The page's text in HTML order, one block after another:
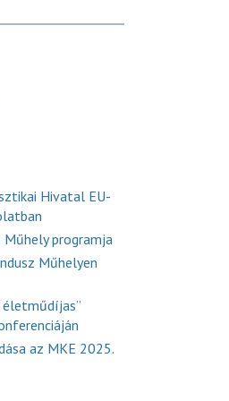
Hivatal EU-
Műhely programja
Műhelyen
életműdíjas”
az MKE 2025.